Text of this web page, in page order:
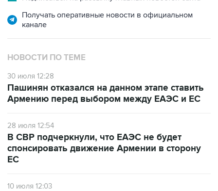
Получать оперативные новости в официальном
канале
НОВОСТИ ПО ТЕМЕ
30 июля 12:28
Пашинян отказался на данном этапе ставить
Армению перед выбором между ЕАЭС и ЕС
28 июля 12:54
В СВР подчеркнули, что ЕАЭС не будет
спонсировать движение Армении в сторону
ЕС
10 июля 12:03